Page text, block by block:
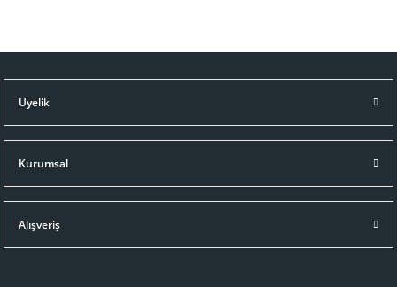
Üyelik
Kurumsal
Alışveriş